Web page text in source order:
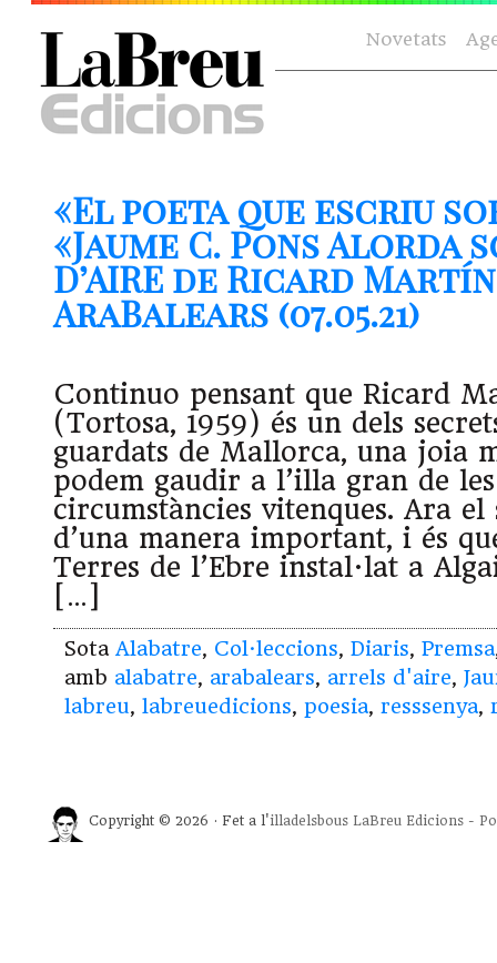
Novetats
«El poeta que escriu
«Jaume C. Pons Alorda
D’AIRE de Ricard
AraBalears (07.05.21)
Continuo pensant que Ricard
(Tortosa, 1959) és un dels
guardats de Mallorca, una joia
podem gaudir a l’illa gran de
circumstàncies vitenques. Ara el
d’una manera important, i és
Terres de l’Ebre instal·lat a
[…]
Sota Alabatre, Col·leccions, Diaris, Premsa
amb alabatre, arabalears, arrels d'aire,
labreu, labreuedicions, poesia, resssenya,
Copyright © 2026 · Fet a l'illadelsbous LaBreu Edicions -